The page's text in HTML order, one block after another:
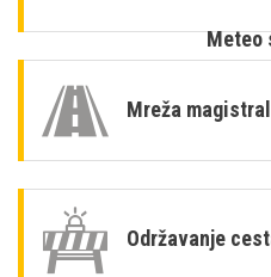
Meteo
Mreža
Održavanje